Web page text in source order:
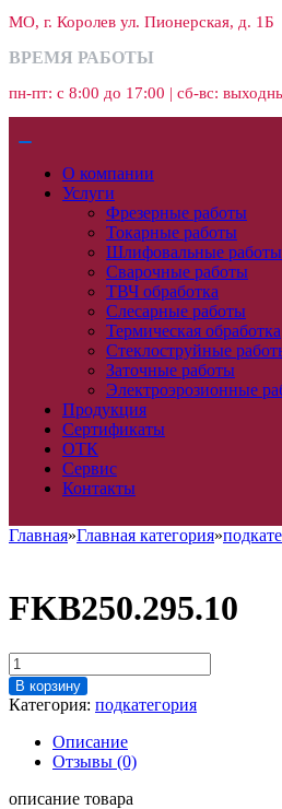
МО, г. Королев ул. Пионерская, д. 1Б
ВРЕМЯ РАБОТЫ
пн-пт: с 8:00 до 17:00 | сб-вс:
О компании
Услуги
Фрезерные работы
Токарные работы
Шлифовальные работы
Сварочные работы
ТВЧ обработка
Слесарные работы
Термическая обработка
Стеклоструйные
Заточные работы
Электроэрозионные
Продукция
Сертификаты
ОТК
Сервис
Контакты
Главная»Главная категория»
FKB250.295.10
Количество
товара
FKB250.295.10
В корзину
Категория: подкатегория
Описание
Отзывы (0)
описание товара